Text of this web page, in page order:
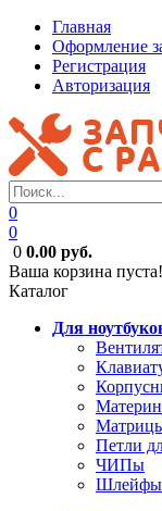
Главная
Оформление
Регистрация
Авторизация
0
0
0 0.00 руб.
Ваша корзина пуста!
Каталог
Для
Петли
ЧИПы
Шлейфы